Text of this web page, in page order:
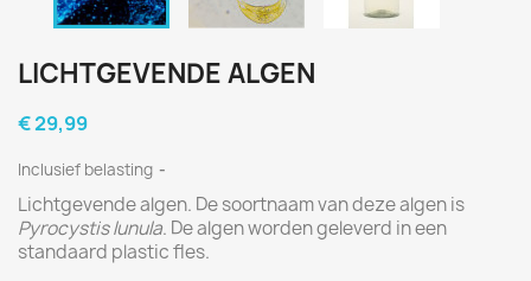
LICHTGEVENDE ALGEN
€ 29,99
Inclusief belasting
Lichtgevende algen. De soortnaam van deze algen is
Pyrocystis lunula. De algen worden geleverd in een
standaard plastic fles.